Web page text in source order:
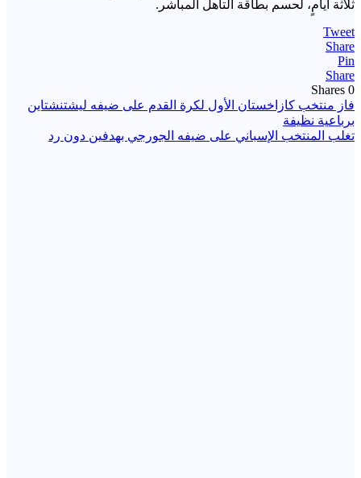
ثلاثة أيامٍ، لحسم بطاقة التأهل المباشر.
Tweet
Share
Pin
Share
0
Shares
تصفّح
المقالات
فاز منتخب كازاخستان الأول لكرة القدم على ضيفه ليشتنشتاين
برباعية نظيفة
تغلب المنتخب الإسباني على ضيفه الجورجي بهدفين دون رد